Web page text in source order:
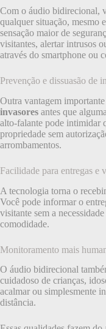
Com o áudio bidirecional,
qualquer situação, mesmo
sensação maior de
visitantes, alertar intrusos
através do smartphone ou
Prevenção e dissuasão de
Outra vantagem
invasores antes que
alto-falante pode intimidar
propriedade sem
arrombamentos.
Facilidade para entregas e
A tecnologia torna o
Você pode informar o
visitante sem a
comodidade.
Monitoramento mais
O áudio bidirecional
cuidadoso de crianças,
acalmar ou simplesmente
distância.